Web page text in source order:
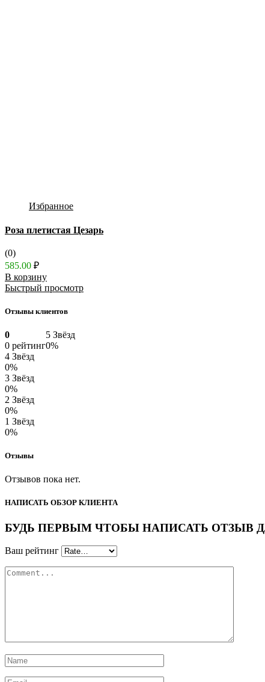
Избранное
Роза плетистая Цезарь
(0)
585.00 ₽
В корзину
Быстрый просмотр
Отзывы клиентов
0
0 рейтинг
5 Звёзд
0%
4 Звёзд
0%
3 Звёзд
0%
2 Звёзд
0%
1 Звёзд
0%
Отзывы
Отзывов пока нет.
НАПИСАТЬ ОБЗОР КЛИЕНТА
БУДЬ ПЕРВЫМ ЧТОБЫ НАПИСАТЬ ОТЗЫВ ДЛЯ
Ваш рейтинг